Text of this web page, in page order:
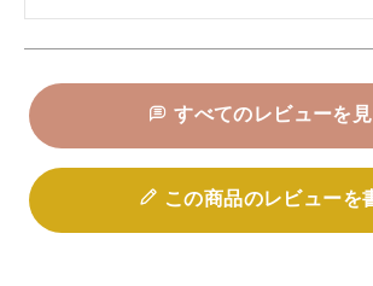
すべてのレビューを
この商品のレビューを